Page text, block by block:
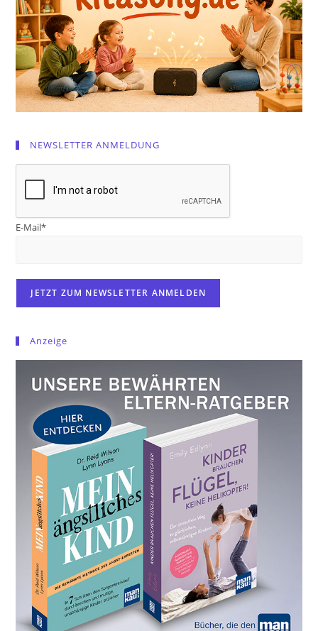
NEWSLETTER ANMELDUNG
E-Mail*
Anzeige